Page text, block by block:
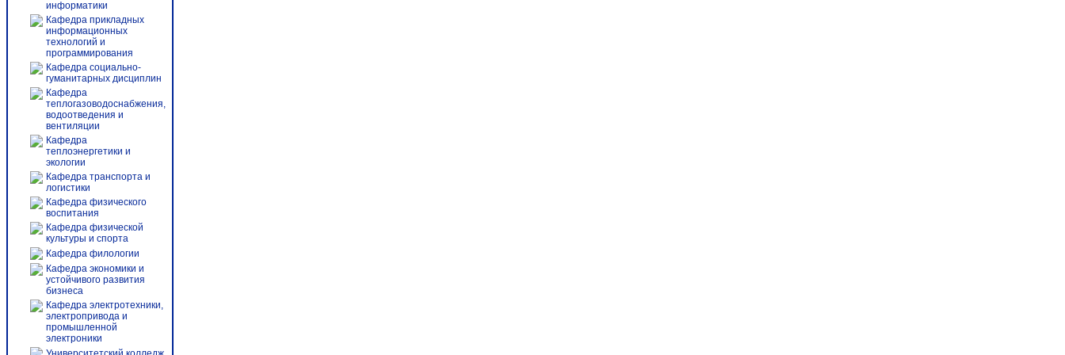
информатики
Кафедра прикладных
информационных
технологий и
программирования
Кафедра социально-
гуманитарных дисциплин
Кафедра
теплогазоводоснабжения,
водоотведения и
вентиляции
Кафедра
теплоэнергетики и
экологии
Кафедра транспорта и
логистики
Кафедра физического
воспитания
Кафедра физической
культуры и спорта
Кафедра филологии
Кафедра экономики и
устойчивого развития
бизнеса
Кафедра электротехники,
электропривода и
промышленной
электроники